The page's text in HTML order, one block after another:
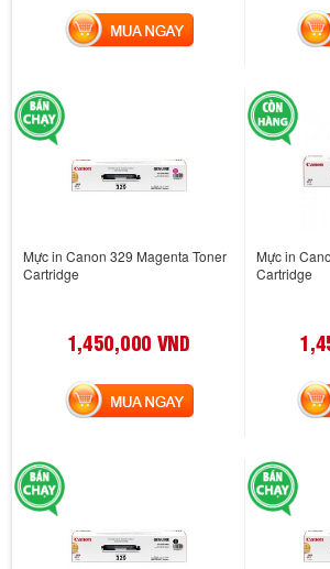
MUA NGAY
Mực in Canon 329 Magenta Toner
Cartridge
1,450,000 VND
MUA NGAY
Mực in
Cartridge